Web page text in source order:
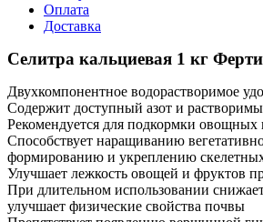
Оплата
Доставка
Селитра кальциевая 1 кг
Двухкомпонентное водорастворимое
Содержит доступный азот и
Рекомендуется для подкормки овощных
Способствует наращиванию
формированию и укреплению
Улучшает лежкость овощей и фруктов
При длительном использовании
улучшает физические свойства почвы